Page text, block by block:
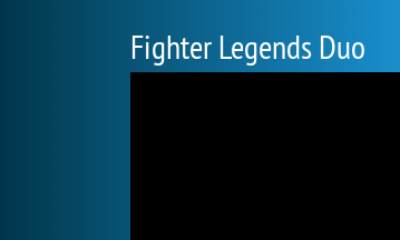
Fighter Legends Duo